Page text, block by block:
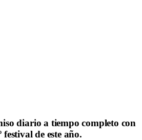
diario a tiempo completo con
de este año.